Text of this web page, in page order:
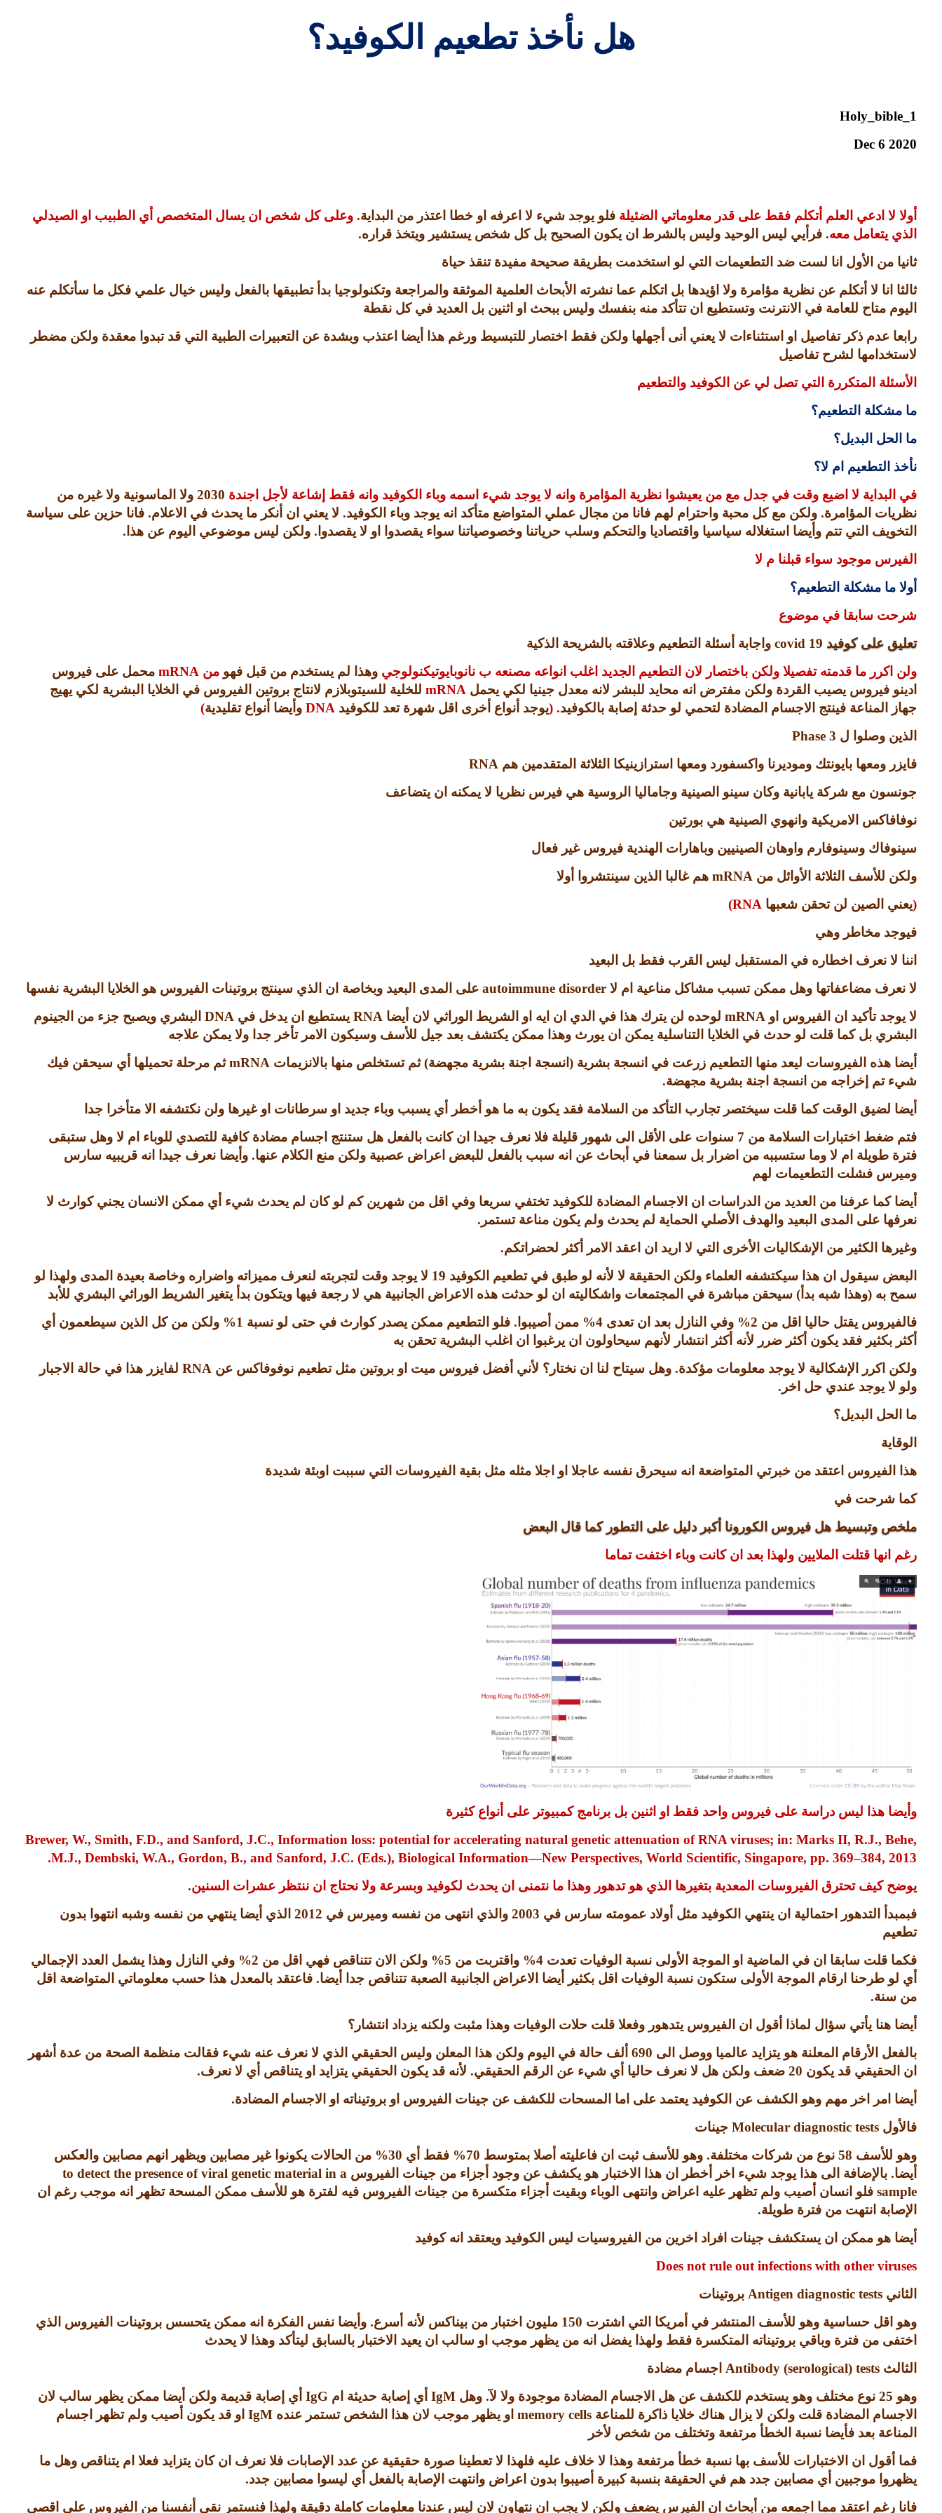
هل نأخذ تطعيم الكوفيد؟
Holy_bible_1
Dec 6 2020
أولا لا ادعي العلم أتكلم فقط على قدر معلوماتي الضئيلة فلو يوجد شيء لا اعرفه او خطا اعتذر من البداية. وعلى كل شخص ان يسال المتخصص أي الطبيب او الصيدلي
الذي يتعامل معه. فرأيي ليس الوحيد وليس بالشرط ان يكون الصحيح بل كل شخص يستشير ويتخذ قراره.
ثانيا من الأول انا لست ضد التطعيمات التي لو استخدمت بطريقة صحيحة مفيدة تنقذ حياة
ثالثا انا لا أتكلم عن نظرية مؤامرة ولا اؤيدها بل اتكلم عما نشرته الأبحاث العلمية الموثقة والمراجعة وتكنولوجيا بدأ تطبيقها بالفعل وليس خيال علمي فكل ما سأتكلم عنه
اليوم متاح للعامة في الانترنت وتستطيع ان تتأكد منه بنفسك وليس ببحث او اثنين بل العديد في كل نقطة
رابعا عدم ذكر تفاصيل او استثناءات لا يعني أنى أجهلها ولكن فقط اختصار للتبسيط ورغم هذا أيضا اعتذب وبشدة عن التعبيرات الطبية التي قد تبدوا معقدة ولكن مضطر
لاستخدامها لشرح تفاصيل
الأسئلة المتكررة التي تصل لي عن الكوفيد والتطعيم
ما مشكلة التطعيم؟
ما الحل البديل؟
نأخذ التطعيم ام لا؟
في البداية لا اضيع وقت في جدل مع من يعيشوا نظرية المؤامرة وانه لا يوجد شيء اسمه وباء الكوفيد وانه فقط إشاعة لأجل اجندة 2030 ولا الماسونية ولا غيره من
نظريات المؤامرة. ولكن مع كل محبة واحترام لهم فانا من مجال عملي المتواضع متأكد انه يوجد وباء الكوفيد. لا يعني ان أنكر ما يحدث في الاعلام. فانا حزين على سياسة
التخويف التي تتم وأيضا استغلاله سياسيا واقتصاديا والتحكم وسلب حرياتنا وخصوصياتنا سواء يقصدوا او لا يقصدوا . ولكن ليس موضوعي اليوم عن هذا .
الفيرس موجود سواء قبلنا م لا
أولا ما مشكلة التطعيم؟
شرحت سابقا في موضوع
تعليق على كوفيد covid 19 واجابة أسئلة التطعيم وعلاقته بالشريحة الذكية
ولن اكرر ما قدمته تفصيلا ولكن باختصار لان التطعيم الجديد اغلب انواعه مصنعه ب نانوبايوتيكنولوجي وهذا لم يستخدم من قبل فهو من mRNA محمل على فيروس
ادينو فيروس يصيب القردة ولكن مفترض انه محايد للبشر لانه معدل جينيا لكي يحمل mRNA للخلية للسيتوبلازم لانتاج بروتين الفيروس في الخلايا البشرية لكي يهيج
جهاز المناعة فينتج الاجسام المضادة لتحمي لو حدثة إصابة بالكوفيد. (يوجد أنواع أخرى اقل شهرة تعد للكوفيد DNA وأيضا أنواع تقليدية)
الذين وصلوا ل Phase 3
فايزر ومعها بايونتك وموديرنا واكسفورد ومعها استرازينيكا الثلاثة المتقدمين هم RNA
جونسون مع شركة يابانية وكان سينو الصينية وجاماليا الروسية هي فيرس نظريا لا يمكنه ان يتضاعف
نوفافاكس الامريكية وانهوي الصينية هي بورتين
سينوفاك وسينوفارم واوهان الصينيين وباهارات الهندية فيروس غير فعال
ولكن للأسف الثلاثة الأوائل من mRNA هم غالبا الذين سينتشروا أولا
(يعني الصين لن تحقن شعبها RNA)
فيوجد مخاطر وهي
اننا لا نعرف اخطاره في المستقبل ليس القرب فقط بل البعيد
لا نعرف مضاعفاتها وهل ممكن تسبب مشاكل مناعية ام لا autoimmune disorder على المدى البعيد وبخاصة ان الذي سينتج بروتينات الفيروس هو الخلايا البشرية نفسها
لا يوجد تأكيد ان الفيروس او mRNA لوحده لن يترك هذا في الدي ان ايه او الشريط الوراثي لان أيضا RNA يستطيع ان يدخل في DNA البشري ويصبح جزء من الجينوم
البشري بل كما قلت لو حدث في الخلايا التناسلية يمكن ان يورث وهذا ممكن يكتشف بعد جيل للأسف وسيكون الامر تأخر جدا ولا يمكن علاجه
أيضا هذه الفيروسات ليعد منها التطعيم زرعت في انسجة بشرية ( انسجة اجنة بشرية مجهضة)ثم تستخلص منها بالانزيمات mRNA ثم مرحلة تحميلها أي سيحقن فيك
شيء تم إخراجه من انسجة اجنة بشرية مجهضة.
أيضا لضيق الوقت كما قلت سيختصر تجارب التأكد من السلامة فقد يكون به ما هو أخطر أي يسبب وباء جديد او سرطانات او غيرها ولن نكتشفه الا متأخرا جدا
فتم ضغط اختبارات السلامة من 7 سنوات على الأقل الى شهور قليلة فلا نعرف جيدا ان كانت بالفعل هل ستنتج اجسام مضادة كافية للتصدي للوباء ام لا وهل ستبقى
فترة طويلة ام لا وما ستسببه من اضرار بل سمعنا في أبحاث عن انه سبب بالفعل للبعض اعراض عصبية ولكن منع الكلام عنها. وأيضا نعرف جيدا انه قريبيه سارس
وميرس فشلت التطعيمات لهم
أيضا كما عرفنا من العديد من الدراسات ان الاجسام المضادة للكوفيد تختفي سريعا وفي اقل من شهرين كم لو كان لم يحدث شيء أي ممكن الانسان يجني كوارث لا
نعرفها على المدى البعيد والهدف الأصلي الحماية لم يحدث ولم يكون مناعة تستمر .
وغيرها الكثير من الإشكاليات الأخرى التي لا اريد ان اعقد الامر أكثر لحضراتكم.
البعض سيقول ان هذا سيكتشفه العلماء ولكن الحقيقة لا لأنه لو طبق في تطعيم الكوفيد 19 لا يوجد وقت لتجربته لنعرف مميزاته واضراره وخاصة بعيدة المدى ولهذا لو
سمح به (وهذا شبه بدأ ) سيحقن مباشرة في المجتمعات واشكاليته ان لو حدثت هذه الاعراض الجانبية هي لا رجعة فيها ويتكون بدأ يتغير الشريط الوراثي البشري للأبد
فالفيروس يقتل حاليا اقل من 2% وفي النازل بعد ان تعدى 4% ممن أصيبوا . فلو التطعيم ممكن يصدر كوارث في حتى لو نسبة 1%
ولكن من كل الذين سيطعمون أي
أكثر بكثير فقد يكون أكثر ضرر لأنه أكثر انتشار لأنهم سيحاولون ان يرغبوا ان اغلب البشرية تحقن به
ولكن اكرر الإشكالية لا يوجد معلومات مؤكدة. وهل سيتاح لنا ان نختار؟ لأني أفضل فيروس ميت او بروتين مثل تطعيم نوفوفاكس عن RNA لفايزر هذا في حالة الاجبار
ولو لا يوجد عندي حل اخر .
ما الحل البديل؟
الوقاية
هذا الفيروس اعتقد من خبرتي المتواضعة انه سيحرق نفسه عاجلا او اجلا مثله مثل بقية الفيروسات التي سببت اوبئة شديدة
كما شرحت في
ملخص وتبسيط هل فيروس الكورونا أكبر دليل على التطور كما قال البعض
رغم انها قتلت الملايين ولهذا بعد ان كانت وباء اختفت تماما
وأيضا هذا ليس دراسة على فيروس واحد فقط او اثنين بل برنامج كمبيوتر على أنواع كثيرة
Brewer, W., Smith, F.D., and Sanford, J.C., Information loss: potential for accelerating natural genetic attenuation of RNA viruses; in: Marks II, R.J., Behe,
M.J., Dembski, W.A., Gordon, B., and Sanford, J.C. (Eds.), Biological Information—New Perspectives, World Scientific, Singapore, pp. 369–384, 2013.
يوضح كيف تحترق الفيروسات المعدية بتغيرها الذي هو تدهور وهذا ما نتمنى ان يحدث لكوفيد وبسرعة ولا نحتاج ان ننتظر عشرات السنين.
فبمبدأ التدهور احتمالية ان ينتهي الكوفيد مثل أولاد عمومته سارس في 2003 والذي انتهى من نفسه وميرس في 2012 الذي أيضا ينتهي من نفسه وشبه انتهوا بدون
تطعيم
فكما قلت سابقا ان في الماضية او الموجة الأولى نسبة الوفيات تعدت 4% واقتربت من 5% ولكن الان تتناقص فهي اقل من 2%
وفي النازل وهذا يشمل العدد الإجمالي
أي لو طرحنا ارقام الموجة الأولى ستكون نسبة الوفيات اقل بكثير أيضا الاعراض الجانبية الصعبة تتناقص جدا أيضا. فاعتقد بالمعدل هذا حسب معلوماتي المتواضعة اقل
من سنة.
أيضا هنا يأتي سؤال لماذا أقول ان الفيروس يتدهور وفعلا قلت حلات الوفيات وهذا مثبت ولكنه يزداد انتشار؟
بالفعل الأرقام المعلنة هو يتزايد عالميا ووصل الى 690 ألف حالة في اليوم ولكن هذا المعلن وليس الحقيقي الذي لا نعرف عنه شيء فقالت منظمة الصحة من عدة أشهر
ان الحقيقي قد يكون 20 ضعف ولكن هل لا نعرف حاليا أي شيء عن الرقم الحقيقي. لأنه قد يكون الحقيقي يتزايد او يتناقص أي لا نعرف.
أيضا امر اخر مهم وهو الكشف عن الكوفيد يعتمد على اما المسحات للكشف عن جينات الفيروس او بروتيناته او الاجسام المضادة.
فالأول Molecular diagnostic tests جينات
وهو للأسف 58 نوع من شركات مختلفة. وهو للأسف ثبت ان فاعليته أصلا بمتوسط 70% فقط أي 30%
من الحالات يكونوا غير مصابين ويظهر انهم مصابين والعكس
أيضا. بالإضافة الى هذا يوجد شيء اخر أخطر ان هذا الاختبار هو يكشف عن وجود أجزاء من جينات الفيروس to detect the presence of viral genetic material in a
sample فلو انسان أصيب ولم تظهر عليه اعراض وانتهى الوباء وبقيت أجزاء متكسرة من جينات الفيروس فيه لفترة هو للأسف ممكن المسحة تظهر انه موجب رغم ان
الإصابة انتهت من فترة طويلة.
أيضا هو ممكن ان يستكشف جينات افراد اخرين من الفيروسيات ليس الكوفيد ويعتقد انه كوفيد
Does not rule out infections with other viruses
الثاني Antigen diagnostic tests بروتينات
وهو اقل حساسية وهو للأسف المنتشر في أمريكا التي اشترت 150 مليون اختبار من بيناكس لأنه أسرع. وأيضا نفس الفكرة انه ممكن يتحسس بروتينات الفيروس الذي
اختفى من فترة وباقي بروتيناته المتكسرة فقط ولهذا يفضل انه من يظهر موجب او سالب ان يعيد الاختبار بالسابق ليتأكد وهذا لا يحدث
الثالث Antibody (serological) tests اجسام مضادة
وهو 25 نوع مختلف وهو يستخدم للكشف عن هل الاجسام المضادة موجودة ولا لآ. وهل IgM أي إصابة حديثة ام IgG أي إصابة قديمة ولكن أيضا ممكن يظهر سالب لان
الاجسام المضادة قلت ولكن لا يزال هناك خلايا ذاكرة للمناعة memory cells او يظهر موجب لان هذا الشخص تستمر عنده IgM او قد يكون أصيب ولم تظهر اجسام
المناعة بعد فأيضا نسبة الخطأ مرتفعة وتختلف من شخص لأخر
فما أقول ان الاختبارات للأسف بها نسبة خطأ مرتفعة وهذا لا خلاف عليه فلهذا لا تعطينا صورة حقيقية عن عدد الإصابات فلا نعرف ان كان يتزايد فعلا ام يتناقص وهل ما
يظهروا موجبين أي مصابين جدد هم في الحقيقة بنسبة كبيرة أصيبوا بدون اعراض وانتهت الإصابة بالفعل أي ليسوا مصابين جدد.
فانا رغم اعتقد مما اجمعه من أبحاث ان الفيرس يضعف ولكن لا يجب ان نتهاون لان ليس عندنا معلومات كاملة دقيقة ولهذا فنستمر نقي أنفسنا من الفيروس على اقصى